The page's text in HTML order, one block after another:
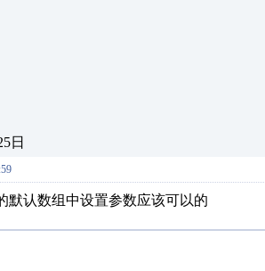
日
默认数组中设置参数应该可以的